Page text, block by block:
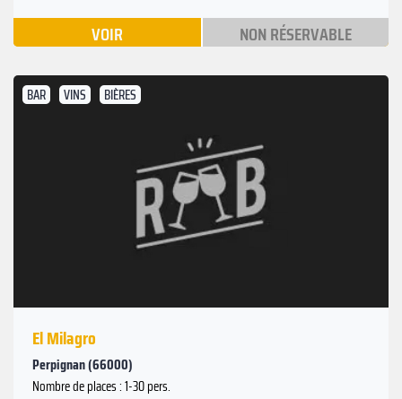
VOIR NON RÉSERVABLE
BAR VINS BIÈRES
El Milagro
Perpignan (66000)
Nombre de places : 1-30 pers.